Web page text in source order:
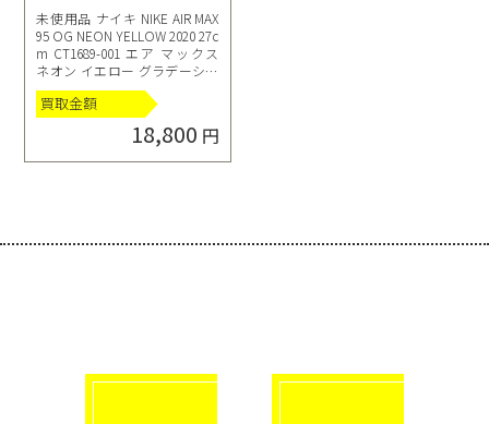
未使用品 ナイキ NIKE AIR MAX
95 OG NEON YELLOW 2020 27c
m CT1689-001 エア マックス
ネオン イエロー グラデーショ
ン
買取金額
18,800 円